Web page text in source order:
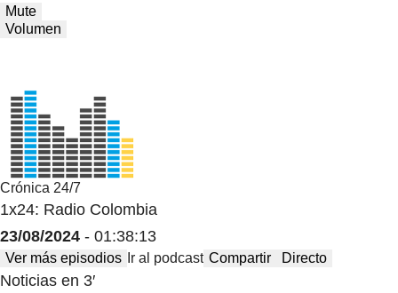
Mute
Volumen
Crónica 24/7
1x24: Radio Colombia
23/08/2024 - 01:38:13
Ver más episodios Ir al podcast Compartir Directo
Noticias en 3′